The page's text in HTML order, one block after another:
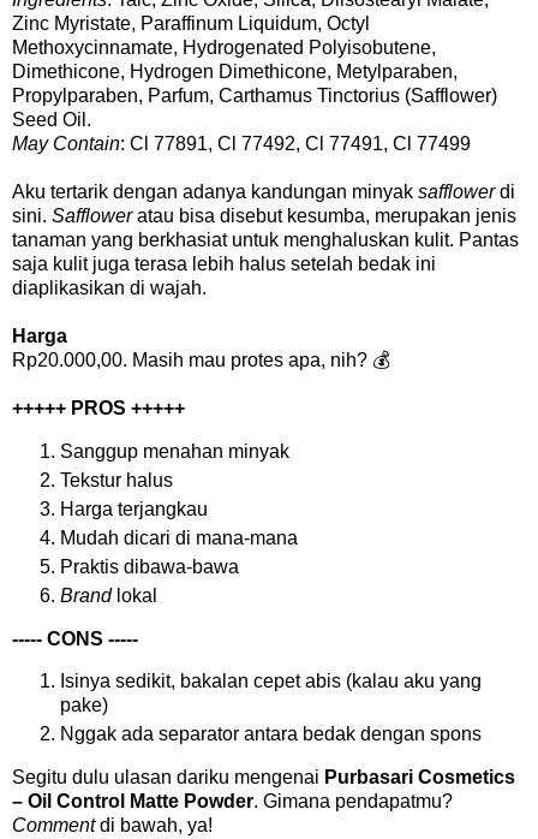
Zinc Myristate, Paraffinum Liquidum, Octyl
Methoxycinnamate, Hydrogenated Polyisobutene,
Dimethicone, Hydrogen Dimethicone, Metylparaben,
Propylparaben, Parfum, Carthamus Tinctorius (Safflower)
Seed Oil.
May Contain: Cl 77891, Cl 77492, Cl 77491, Cl 77499
Aku tertarik dengan adanya kandungan minyak safflowerdi
sini. Saffloweratau bisa disebut kesumba, merupakan jenis
tanaman yang berkhasiat untuk menghaluskan kulit. Pantas
saja kulit juga terasa lebih halus setelah bedak ini
diaplikasikan di wajah.
Harga
Rp20.000,00. Masih mau protes apa, nih? 💰
+++++ PROS +++++
Sanggup menahan minyak
Tekstur halus
Harga terjangkau
Mudah dicari di mana-mana
Praktis dibawa-bawa
Brand lokal
----- CONS -----
Isinya sedikit, bakalan cepet abis (kalau aku yang
pake)
Nggak ada separator antara bedak dengan spons
Segitu dulu ulasan dariku mengenai Purbasari Cosmetics
– Oil Control Matte Powder. Gimana pendapatmu?
Commentdi bawah, ya!